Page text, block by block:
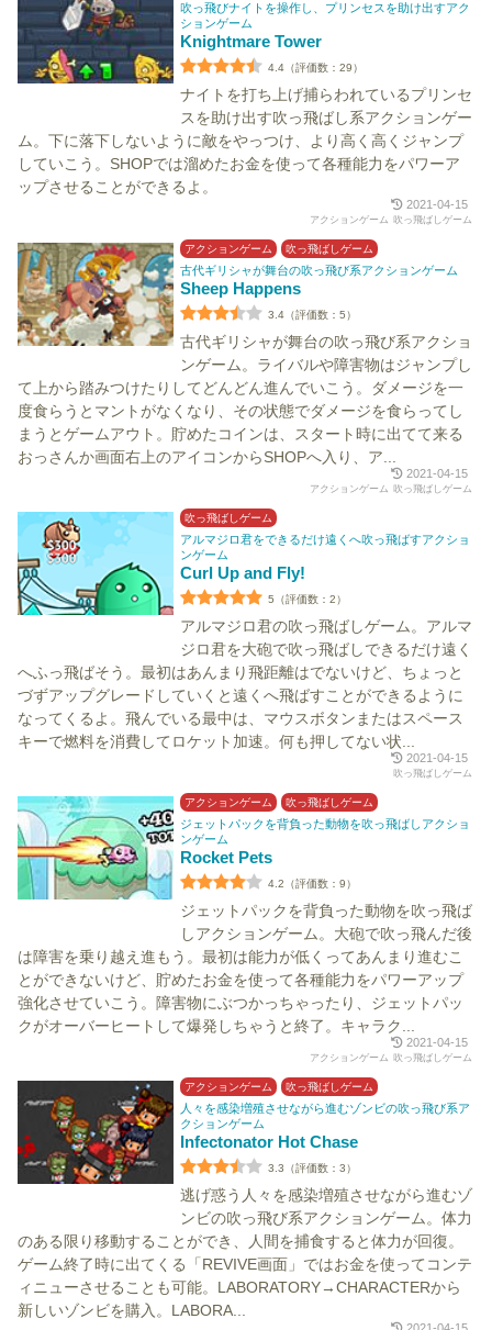
吹っ飛びナイトを操作し、プリンセスを助け出すアク
ションゲーム
Knightmare Tower
4.4（評価数：29）
ナイトを打ち上げ捕らわれているプリンセ
スを助け出す吹っ飛ばし系アクションゲー
ム。下に落下しないように敵をやっつけ、より高く高くジャンプ
していこう。SHOPでは溜めたお金を使って各種能力をパワーア
ップさせることができるよ。
2021-04-15
アクションゲーム 吹っ飛ばしゲーム
アクションゲーム 吹っ飛ばしゲーム
古代ギリシャが舞台の吹っ飛び系アクションゲーム
Sheep Happens
3.4（評価数：5）
古代ギリシャが舞台の吹っ飛び系アクショ
ンゲーム。ライバルや障害物はジャンプし
て上から踏みつけたりしてどんどん進んでいこう。ダメージを一
度食らうとマントがなくなり、その状態でダメージを食らってし
まうとゲームアウト。貯めたコインは、スタート時に出てて来る
おっさんか画面右上のアイコンからSHOPへ入り、ア...
2021-04-15
アクションゲーム 吹っ飛ばしゲーム
吹っ飛ばしゲーム
アルマジロ君をできるだけ遠くへ吹っ飛ばすアクショ
ンゲーム
Curl Up and Fly!
5（評価数：2）
アルマジロ君の吹っ飛ばしゲーム。アルマ
ジロ君を大砲で吹っ飛ばしできるだけ遠く
へふっ飛ばそう。最初はあんまり飛距離はでないけど、ちょっと
づずアップグレードしていくと遠くへ飛ばすことができるように
なってくるよ。飛んでいる最中は、マウスボタンまたはスペース
キーで燃料を消費してロケット加速。何も押してない状...
2021-04-15
吹っ飛ばしゲーム
アクションゲーム 吹っ飛ばしゲーム
ジェットパックを背負った動物を吹っ飛ばしアクショ
ンゲーム
Rocket Pets
4.2（評価数：9）
ジェットパックを背負った動物を吹っ飛ば
しアクションゲーム。大砲で吹っ飛んだ後
は障害を乗り越え進もう。最初は能力が低くってあんまり進むこ
とができないけど、貯めたお金を使って各種能力をパワーアップ
強化させていこう。障害物にぶつかっちゃったり、ジェットパッ
クがオーバーヒートして爆発しちゃうと終了。キャラク...
2021-04-15
アクションゲーム 吹っ飛ばしゲーム
アクションゲーム 吹っ飛ばしゲーム
人々を感染増殖させながら進むゾンビの吹っ飛び系ア
クションゲーム
Infectonator Hot Chase
3.3（評価数：3）
逃げ惑う人々を感染増殖させながら進むゾ
ンビの吹っ飛び系アクションゲーム。体力
のある限り移動することができ、人間を捕食すると体力が回復。
ゲーム終了時に出てくる「REVIVE画面」ではお金を使ってコンテ
ィニューさせることも可能。LABORATORY→CHARACTERから
新しいゾンビを購入。LABORA...
2021-04-15